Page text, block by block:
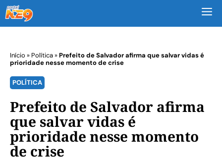
Início » Política»Prefeito de Salvador afirma que salvar vidas é
prioridade nesse momento de crise
POLÍTICA
Prefeito de Salvador afirma
que salvar vidas é
prioridade nesse momento
de crise